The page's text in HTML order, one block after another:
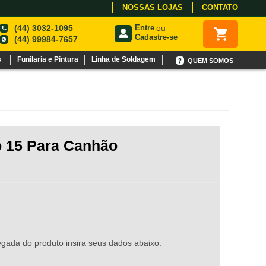
NOSSAS LOJAS CONTATO
(44) 3032-1095
(44) 99984-7657
Entre ou
Cadastre-se
Funilaria e Pintura Linha de Soldagem QUEM SOMOS
Para Canhão
do produto insira seus dados abaixo.